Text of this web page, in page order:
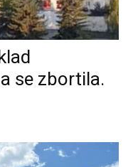
se zbortila.